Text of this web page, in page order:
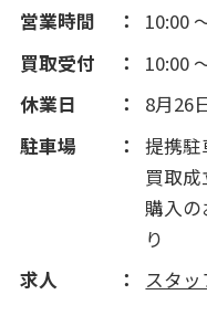
営業時間
10:00
買取受付
10:00
休業日
8月26
駐車場
提携駐
買取
購入
り
求人
スタ